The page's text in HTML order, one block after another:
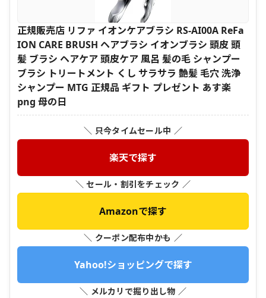
正規販売店 リファ イオンケアブラシ RS-AI00A ReFa
ION CARE BRUSH ヘアブラシ イオンブラシ 頭皮 頭
髪 ブラシ ヘアケア 頭皮ケア 風呂 髪の毛 シャンプー
ブラシ トリートメント くし サラサラ 艶髪 毛穴 洗浄
シャンプー MTG 正規品 ギフト プレゼント あす楽
png 母の日
＼ 只今タイムセール中 ／
楽天で探す
＼ セール・割引をチェック ／
Amazonで探す
＼ クーポン配布中かも ／
Yahoo!ショッピングで探す
＼ メルカリで掘り出し物 ／